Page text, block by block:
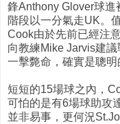
鋒Anthony Glover球
階段以一分氣走UK。
Cook由於先前已經注
向教練Mike Jarvis建
一擊斃命，確實是聰明
短短的15場球之內，
可怕的是有6場球助攻
並非易事，更何況